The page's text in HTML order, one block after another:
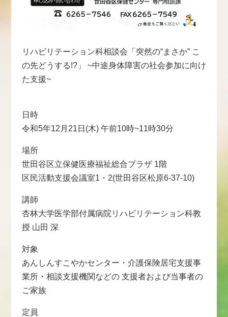
リハビリテーション科相談会「突然の“まさか” こ
の先どうする!?」 ~中途身体障害の社会参加に向け
た支援~
日時
令和5年12月21日(木) 午前10時~11時30分
場所
世田谷区立保健医療福祉総合プラザ 1階
区民活動支援会議室1・2(世田谷区松原6-37-10)
講師
杏林大学医学部付属病院リハビリテーション科教
授 山田 深
対象
あんしんすこやかセンター・介護保険居宅支援事
業所・相談支援機関などの 支援者および当事者の
ご家族
定員